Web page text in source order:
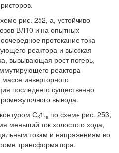
рис. 252, а, устойчиво
ВЛ10 и на опытных
протекание тока
реактора и высокая
вызывающая рост потерь,
реактора
массе инверторного
последнего существенно
вывода.
СК1,к по схеме рис. 253,
меньший ток холостого хода,
токам и напряжениям во
трансформатора.